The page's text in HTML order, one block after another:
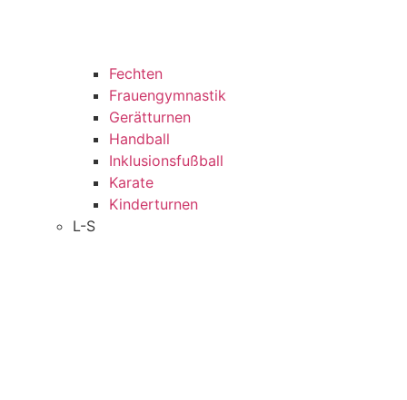
Fechten
Frauengymnastik
Gerätturnen
Handball
Inklusionsfußball
Karate
Kinderturnen
L-S